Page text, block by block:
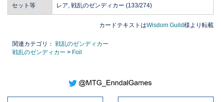
セット等 レア, 戦乱のゼンディカー (133/274)
カードテキストはWisdom Guild様より転載
関連カテゴリ： 戦乱のゼンディカー
戦乱のゼンディカー > Foil